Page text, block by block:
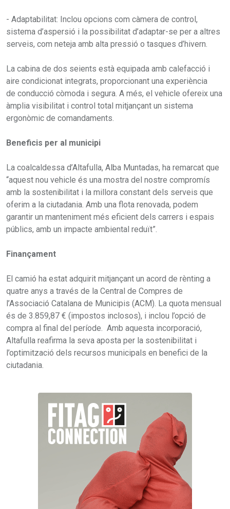
- Adaptabilitat: Inclou opcions com càmera de control,
sistema d’aspersió i la possibilitat d’adaptar-se per a altres
serveis, com neteja amb alta pressió o tasques d’hivern.
La cabina de dos seients està equipada amb calefacció i
aire condicionat integrats, proporcionant una experiència
de conducció còmoda i segura. A més, el vehicle ofereix una
àmplia visibilitat i control total mitjançant un sistema
ergonòmic de comandaments.
Beneficis per al municipi
La coalcaldessa d’Altafulla, Alba Muntadas, ha remarcat que
“aquest nou vehicle és una mostra del nostre compromís
amb la sostenibilitat i la millora constant dels serveis que
oferim a la ciutadania. Amb una flota renovada, podem
garantir un manteniment més eficient dels carrers i espais
públics, amb un impacte ambiental reduït”.
Finançament
El camió ha estat adquirit mitjançant un acord de rènting a
quatre anys a través de la Central de Compres de
l’Associació Catalana de Municipis (ACM). La quota mensual
és de 3.859,87 € (impostos inclosos), i inclou l’opció de
compra al final del període. Amb aquesta incorporació,
Altafulla reafirma la seva aposta per la sostenibilitat i
l’optimització dels recursos municipals en benefici de la
ciutadania.